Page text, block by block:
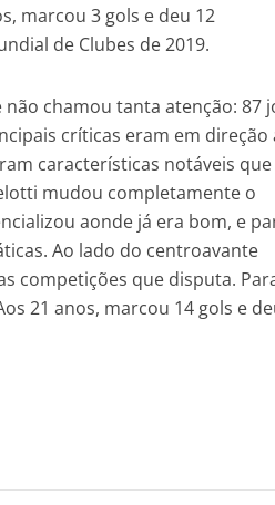
marcou 3 gols e deu 12
de Clubes de 2019.
chamou tanta atenção: 87
críticas eram em direção
características notáveis que
mudou completamente o
aonde já era bom, e
Ao lado do centroavante
competições que disputa.
21 anos, marcou 14 gols e